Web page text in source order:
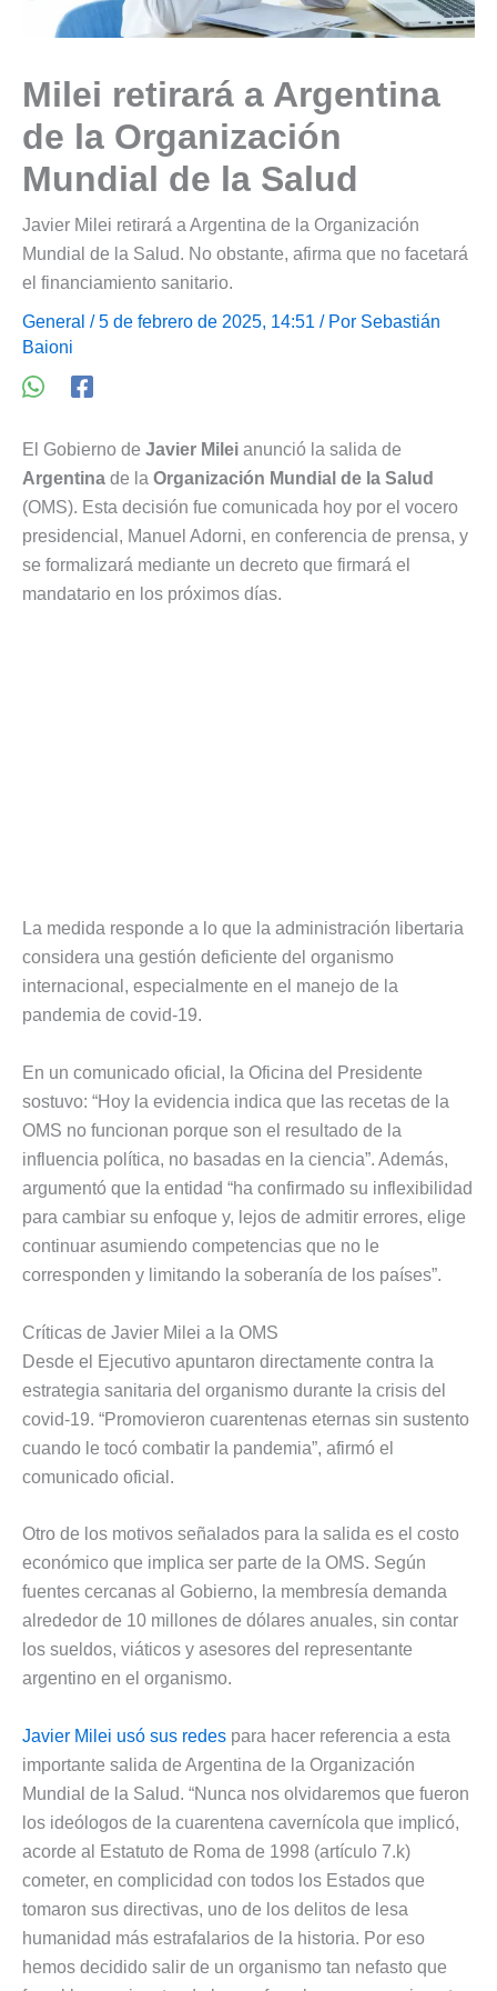
Milei retirará a Argentina
de la Organización
Mundial de la Salud
Javier Milei retirará a Argentina de la Organización
Mundial de la Salud. No obstante, afirma que no facetará
el financiamiento sanitario.
General / 5 de febrero de 2025, 14:51 / Por Sebastián
Baioni
El Gobierno de Javier Milei anunció la salida de
Argentina de la Organización Mundial de la Salud
(OMS). Esta decisión fue comunicada hoy por el vocero
presidencial, Manuel Adorni, en conferencia de prensa, y
se formalizará mediante un decreto que firmará el
mandatario en los próximos días.
La medida responde a lo que la administración libertaria
considera una gestión deficiente del organismo
internacional, especialmente en el manejo de la
pandemia de covid-19.
En un comunicado oficial, la Oficina del Presidente
sostuvo: “Hoy la evidencia indica que las recetas de la
OMS no funcionan porque son el resultado de la
influencia política, no basadas en la ciencia”. Además,
argumentó que la entidad “ha confirmado su inflexibilidad
para cambiar su enfoque y, lejos de admitir errores, elige
continuar asumiendo competencias que no le
corresponden y limitando la soberanía de los países”.
Críticas de Javier Milei a la OMS
Desde el Ejecutivo apuntaron directamente contra la
estrategia sanitaria del organismo durante la crisis del
covid-19. “Promovieron cuarentenas eternas sin sustento
cuando le tocó combatir la pandemia”, afirmó el
comunicado oficial.
Otro de los motivos señalados para la salida es el costo
económico que implica ser parte de la OMS. Según
fuentes cercanas al Gobierno, la membresía demanda
alrededor de 10 millones de dólares anuales, sin contar
los sueldos, viáticos y asesores del representante
argentino en el organismo.
Javier Milei usó sus redes para hacer referencia a esta
importante salida de Argentina de la Organización
Mundial de la Salud. “Nunca nos olvidaremos que fueron
los ideólogos de la cuarentena cavernícola que implicó,
acorde al Estatuto de Roma de 1998 (artículo 7.k)
cometer, en complicidad con todos los Estados que
tomaron sus directivas, uno de los delitos de lesa
humanidad más estrafalarios de la historia. Por eso
hemos decidido salir de un organismo tan nefasto que